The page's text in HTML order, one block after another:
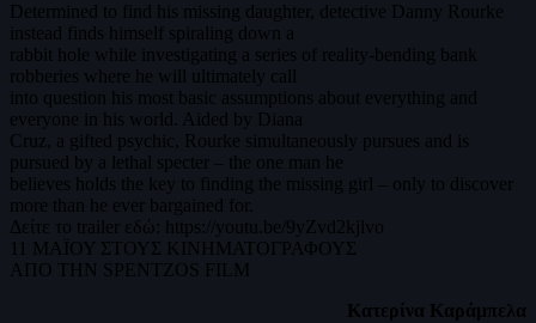
Determined to find his missing daughter, detective Danny Rourke
instead finds himself spiraling down a
rabbit hole while investigating a series of reality-bending bank
robberies where he will ultimately call
into question his most basic assumptions about everything and
everyone in his world. Aided by Diana
Cruz, a gifted psychic, Rourke simultaneously pursues and is
pursued by a lethal specter – the one man he
believes holds the key to finding the missing girl – only to discover
more than he ever bargained for.
Δείτε το trailer εδώ: https://youtu.be/9yZvd2kjlvo
11 ΜΑΪΟΥ ΣΤΟΥΣ ΚΙΝΗΜΑΤΟΓΡΑΦΟΥΣ
ΑΠΟ ΤΗΝ SPENTZOS FILM
Κατερίνα Καράμπελα